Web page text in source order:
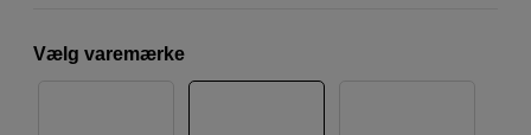
Vælg varemærke